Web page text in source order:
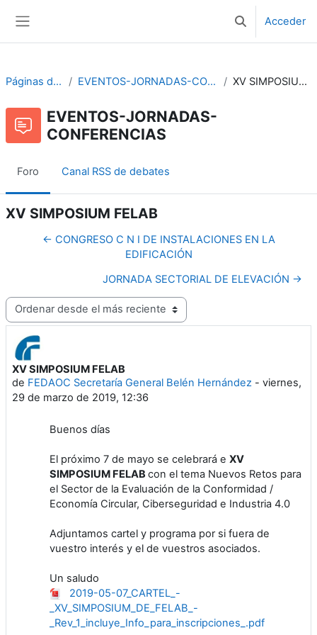
Selector de
Acceder
Páginas del sitio EVENTOS-JORNADAS-CONFERENCIAS XV SIMPOSIUM FELAB
EVENTOS-JORNADAS-
CONFERENCIAS
Foro Canal RSS de debates
XV SIMPOSIUM FELAB
← CONGRESO C N I DE INSTALACIONES EN LA
EDIFICACIÓN
JORNADA SECTORIAL DE ELEVACIÓN →
Mostrar modo
XV SIMPOSIUM FELAB
de FEDAOC Secretaría General Belén Hernández - viernes,
29 de marzo de 2019, 12:36
Número de respuestas: 1
Buenos días
El próximo 7 de mayo se celebrará e XV
SIMPOSIUM FELAB con el tema Nuevos Retos para
el Sector de la Evaluación de la Conformidad /
Economía Circular, Ciberseguridad e Industria 4.0
Adjuntamos cartel y programa por si fuera de
vuestro interés y el de vuestros asociados.
Un saludo
2019-05-07_CARTEL_-
_XV_SIMPOSIUM_DE_FELAB_-
_Rev_1_incluye_Info_para_inscripciones_.pdf